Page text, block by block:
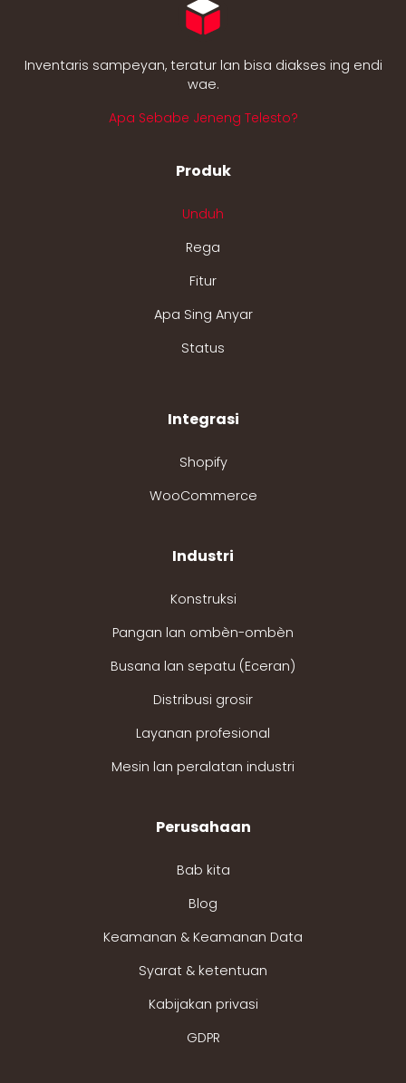
Inventaris sampeyan, teratur lan bisa diakses ing endi
wae.
Apa Sebabe Jeneng Telesto?
Produk
Unduh
Rega
Fitur
Apa Sing Anyar
Status
Integrasi
Shopify
WooCommerce
Industri
Konstruksi
Pangan lan ombèn-ombèn
Busana lan sepatu (Eceran)
Distribusi grosir
Layanan profesional
Mesin lan peralatan industri
Perusahaan
Bab kita
Blog
Keamanan & Keamanan Data
Syarat & ketentuan
Kabijakan privasi
GDPR